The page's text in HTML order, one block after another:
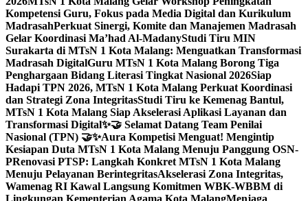
Kompetensi Guru, Fokus pada Media Digital dan Kurikulum
MadrasahPerkuat Sinergi, Komite dan Manajemen Madrasah
Gelar Koordinasi Ma’had Al-MadanyStudi Tiru MIN
Surakarta di MTsN 1 Kota Malang: Menguatkan Transformasi
Madrasah DigitalGuru MTsN 1 Kota Malang Borong Tiga
Penghargaan Bidang Literasi Tingkat Nasional 2026Siap
Hadapi TPN 2026, MTsN 1 Kota Malang Perkuat Koordinasi
dan Strategi Zona IntegritasStudi Tiru ke Kemenag Bantul,
MTsN 1 Kota Malang Siap Akselerasi Aplikasi Layanan dan
Transformasi Digital✨🤝 Selamat Datang Team Penilai
Nasional (TPN) 🤝✨Aura Kompetisi Menguat! Mengintip
Kesiapan Duta MTsN 1 Kota Malang Menuju Panggung OSN-
PRenovasi PTSP: Langkah Konkret MTsN 1 Kota Malang
Menuju Pelayanan BerintegritasAkselerasi Zona Integritas,
Wamenag RI Kawal Langsung Komitmen WBK-WBBM di
Lingkungan Kementerian Agama Kota MalangMenjaga